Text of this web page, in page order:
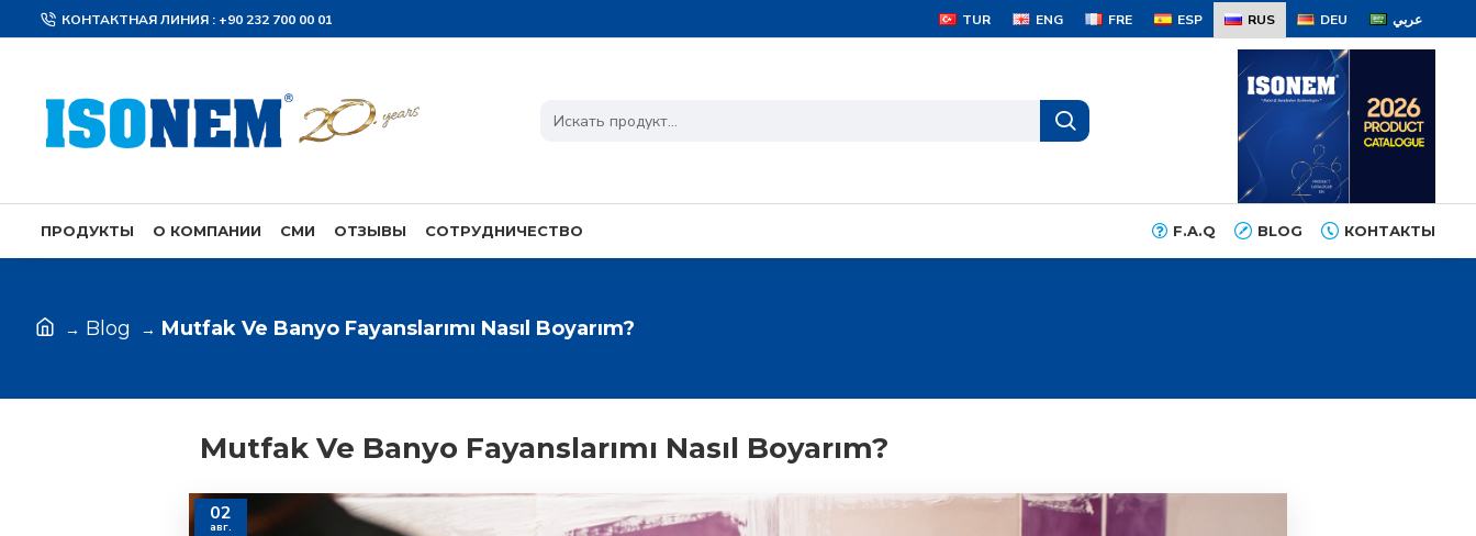
КОНТАКТНАЯ ЛИНИЯ : +90 232 700 00 01 TUR ENG FRE ESP RUS DEU عربي
ПРОДУКТЫ О КОМПАНИИ СМИ ОТЗЫВЫ СОТРУДНИЧЕСТВО F.A.Q BLOG КОНТАКТЫ
Blog Mutfak Ve Banyo Fayanslarımı Nasıl Boyarım?
Mutfak Ve Banyo Fayanslarımı Nasıl Boyarım?
02
авг.